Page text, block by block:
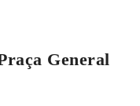
General